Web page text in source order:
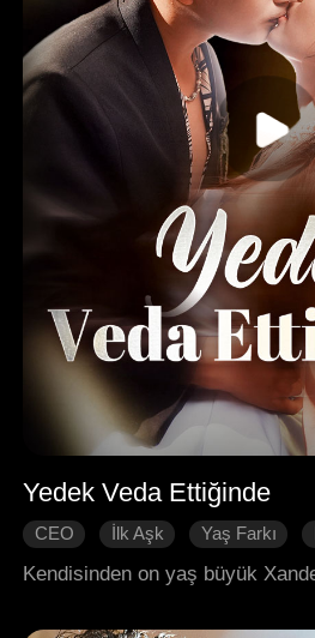
Yedek Veda Ettiğinde
CEO İlk Aşk Yaş Farkı